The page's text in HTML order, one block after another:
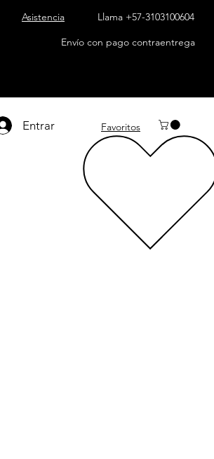
Asistencia
Llama +57-3103100604
Envío con pago contraentrega
Entrar Favoritos